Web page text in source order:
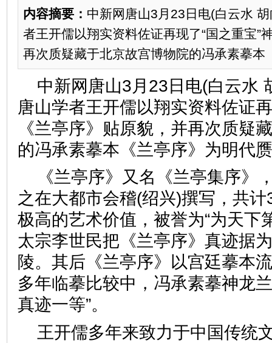
内容摘要： 中新网唐山3月23日电(白云水
者王开儒以翔实资料佐证再现了“国之重宝”
再次质疑藏于北京故宫博物院的冯承素摹本
中新网唐山3月23日电(白云水
唐山学者王开儒以翔实资料佐证
《兰亭序》贴原貌，并再次质疑
的冯承素摹本《兰亭序》为明代
《兰亭序》又名《兰亭集序》
之在大都市会稽(绍兴)撰写，共
极高的艺术价值，被誉为“为天下
太宗李世民把《兰亭序》真迹据
陵。其后《兰亭序》以宫廷摹本
多年临摹比较中，冯承素摹神龙
真迹一等”。
王开儒多年来致力于中国传统